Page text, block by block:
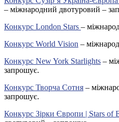
– міжнародний двотуровий –
Конкурс London Stars –
Конкурс World Vision –
Конкурс New York Starlights –
запрошує.
Конкурс Творча Сотня –
запрошує.
Конкурс Зірки Європи | Stars of